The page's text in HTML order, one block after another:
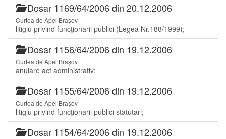
Dosar 1169/64/2006 din 20.12.2006
Curtea de Apel Brașov
litigiu privind funcţionarii publici (Legea Nr.188/1999);
Dosar 1156/64/2006 din 19.12.2006
Curtea de Apel Brașov
anulare act administrativ;
Dosar 1155/64/2006 din 19.12.2006
Curtea de Apel Brașov
litigiu privind funcţionarii publici statutari;
Dosar 1154/64/2006 din 19.12.2006